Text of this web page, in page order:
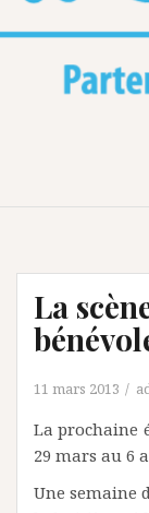
La
11 mars 2013
La prochaine
29 mars au 6
Une semaine